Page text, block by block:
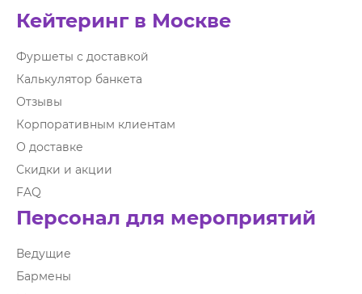
Кейтеринг в Москве
Фуршеты с доставкой
Калькулятор банкета
Отзывы
Корпоративным клиентам
О доставке
Скидки и акции
FAQ
Персонал для мероприятий
Ведущие
Бармены